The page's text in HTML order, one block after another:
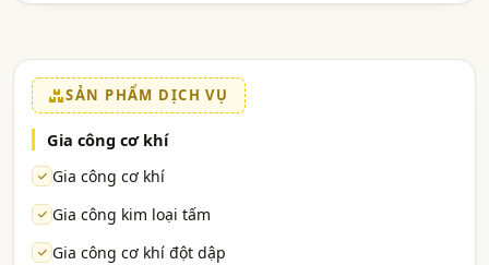
SẢN PHẨM DỊCH VỤ
Gia công cơ khí
Gia công cơ khí
Gia công kim loại tấm
Gia công cơ khí đột dập